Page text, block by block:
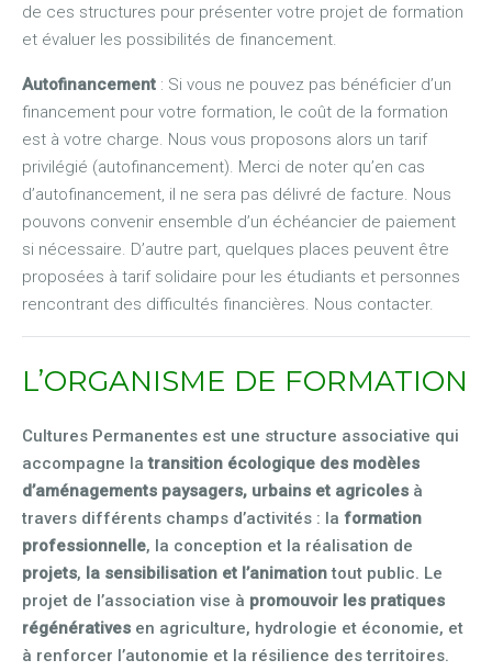
de ces structures pour présenter votre projet de formation
et évaluer les possibilités de financement.
Autofinancement : Si vous ne pouvez pas bénéficier d’un
financement pour votre formation, le coût de la formation
est à votre charge. Nous vous proposons alors un tarif
privilégié (autofinancement). Merci de noter qu’en cas
d’autofinancement, il ne sera pas délivré de facture. Nous
pouvons convenir ensemble d’un échéancier de paiement
si nécessaire. D’autre part, quelques places peuvent être
proposées à tarif solidaire pour les étudiants et personnes
rencontrant des difficultés financières. Nous contacter.
L’ORGANISME DE FORMATION
Cultures Permanentes est une structure associative qui
accompagne latransition écologique des modèles
d’aménagements paysagers, urbains et agricoles à
travers différents champs d’activités : la formation
professionnelle, la conception et la réalisation de
projets, la sensibilisation et l’animationtout public. Le
projet de l’association vise à promouvoir les pratiques
régénératives en agriculture, hydrologie et économie, et
à renforcer l’autonomie et la résilience des territoires.